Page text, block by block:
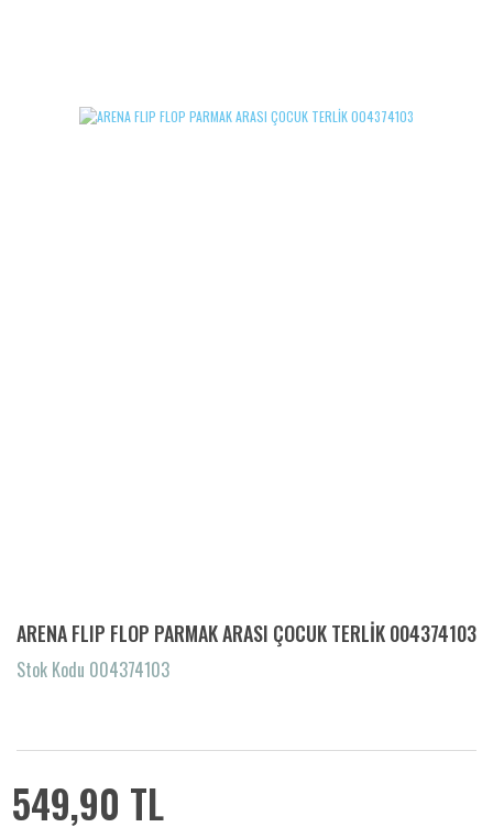
ARENA FLIP FLOP PARMAK ARASI ÇOCUK TERLİK 004374103
Stok Kodu 004374103
549,90 TL